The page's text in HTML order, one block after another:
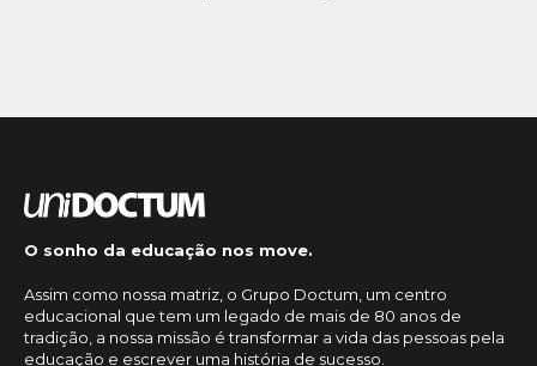
O sonho da educação nos move.
Assim como nossa matriz, o Grupo Doctum, um centro
educacional que tem um legado de mais de 80 anos de
tradição, a nossa missão é transformar a vida das pessoas pela
educação e escrever uma história de sucesso.